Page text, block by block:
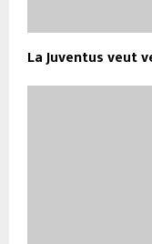
La Juventus veut